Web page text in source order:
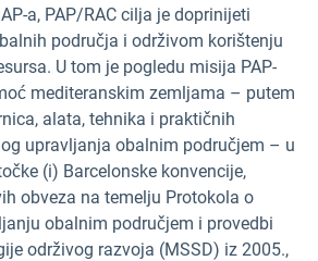
a, PAP/RAC cilja je doprinijeti
područja i održivom korištenju
U tom je pogledu misija PAP-
mediteranskim zemljama – putem
alata, tehnika i praktičnih
upravljanja obalnim područjem – u
(i) Barcelonske konvencije,
obveza na temelju Protokola o
obalnim područjem i provedbi
održivog razvoja (MSSD) iz 2005.,